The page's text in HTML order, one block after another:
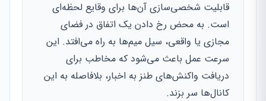
قابلیت شخصی‌سازی آن‌ها برای وقایع لحظه‌ای
است. به محض رخ دادن یک اتفاق در فضای
مجازی یا واقعی، سیل میم‌ها به راه می‌افتد. این
سرعت عمل باعث می‌شود که مخاطب برای
دریافت واکنش‌های طنز به اخبار، بلافاصله به این
کانال‌ها سر بزند.